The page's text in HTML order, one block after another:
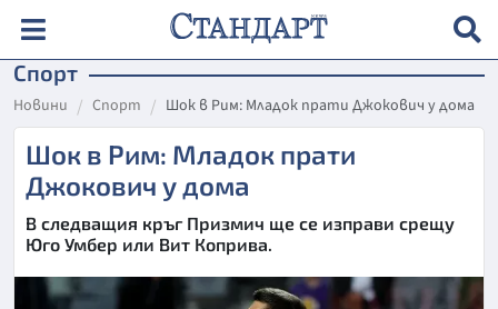
Спорт
Новини Спорт Шок в Рим: Младок прати Джокович у дома
Шок в Рим: Младок прати
Джокович у дома
В следващия кръг Призмич ще се изправи срещу
Юго Умбер или Вит Коприва.